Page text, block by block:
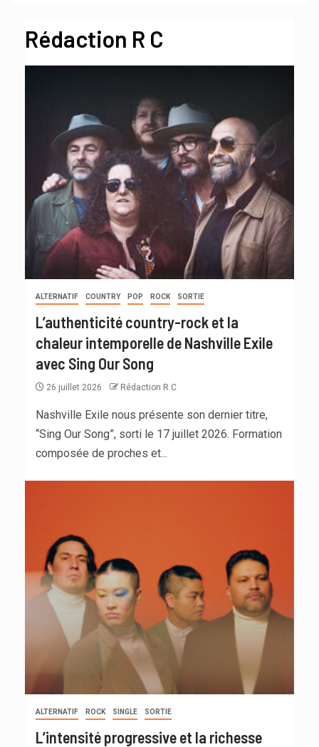
Rédaction R C
ALTERNATIF COUNTRY POP ROCK SORTIE
L’authenticité country-rock et la
chaleur intemporelle de Nashville Exile
avec Sing Our Song
26 juillet 2026 Rédaction R C
Nashville Exile nous présente son dernier titre,
“Sing Our Song”, sorti le 17 juillet 2026. Formation
composée de proches et...
ALTERNATIF ROCK SINGLE SORTIE
L’intensité progressive et la richesse